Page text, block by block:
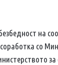
на
со
за